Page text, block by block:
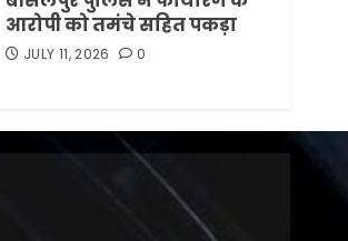
आरोपी को तमंचे सहित पकड़ा
JULY 11, 2026 0